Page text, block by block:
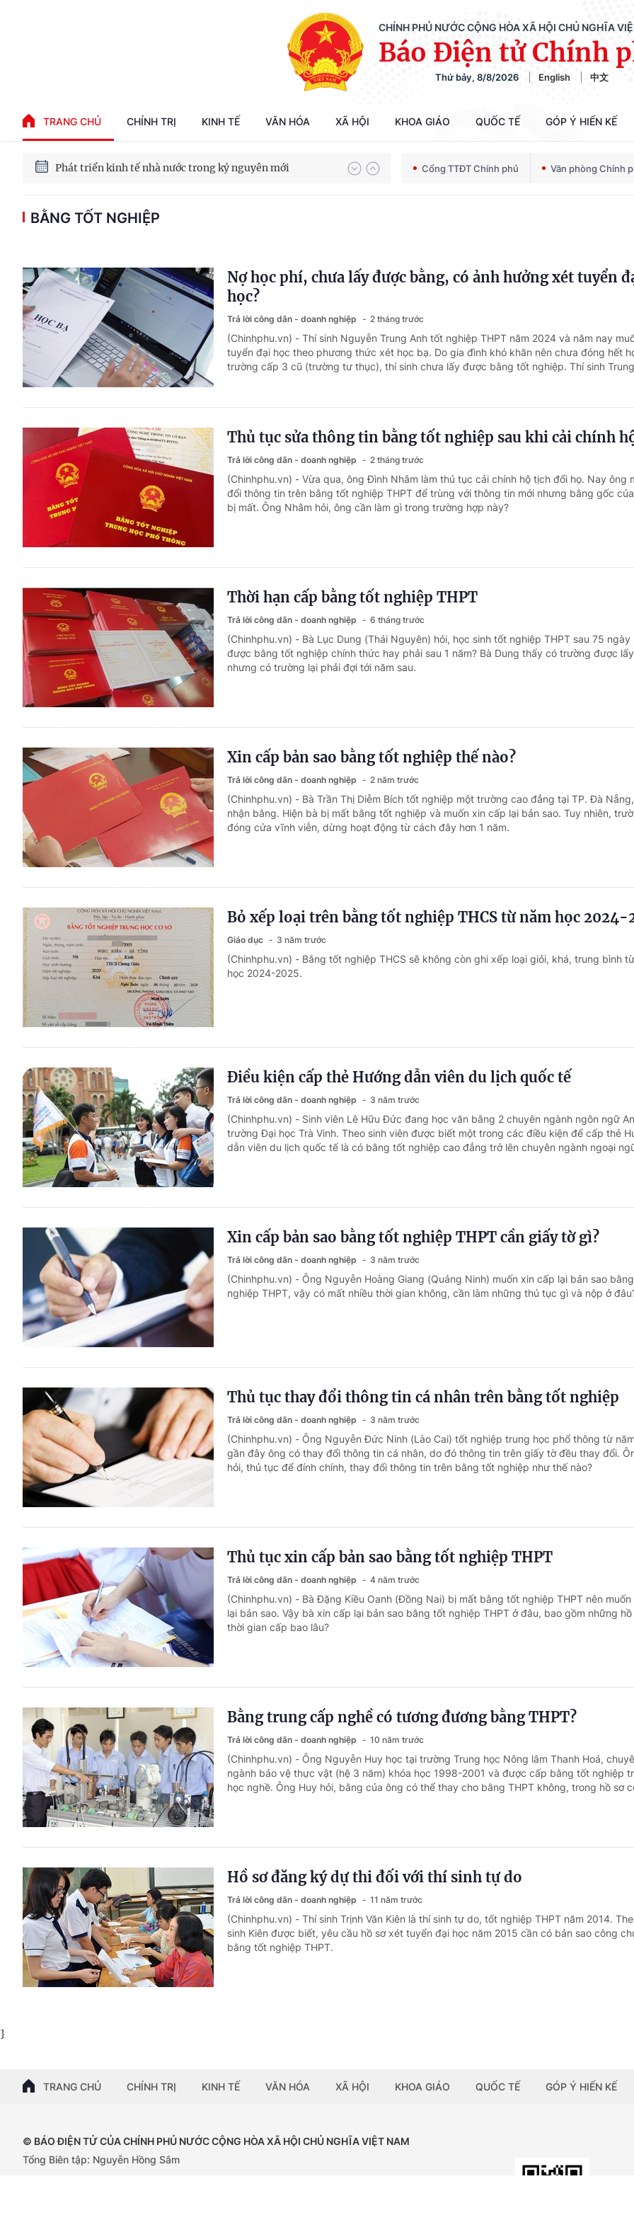
CHÍNH PHỦ NƯỚC CỘNG HÒA XÃ HỘI CHỦ NGHĨA
Báo Điện tử Chính
Thứ bảy, 8/8/2026 English 中文
TRANG CHỦ CHÍNH TRỊ KINH TẾ VĂN HÓA XÃ HỘI KHOA GIÁO QUỐC TẾ GÓP Ý HIẾN KẾ
Chiến dịch 500 ngày đêm tìm kiếm, quy tập và xác định danh tính hài cốt liệt sĩ
Bảo vệ nền tảng tư tưởng của Đảng trong kỷ nguyên phát triển mới
Phát triển kinh tế nhà nước trong kỷ nguyên mới
Cổng TTĐT Chính phủ Văn phòng Chính
BẰNG TỐT NGHIỆP
Nợ học phí, chưa lấy được bằng, có ảnh hưởng xét tuyển
học?
Trả lời công dân - doanh nghiệp 2 tháng trước
(Chinhphu.vn) - Thí sinh Nguyễn Trung Anh tốt nghiệp THPT năm 2024 và năm nay
tuyển đại học theo phương thức xét học bạ. Do gia đình khó khăn nên chưa đóng hết
trường cấp 3 cũ (trường tư thục), thí sinh chưa lấy được bằng tốt nghiệp. Thí sinh
Thủ tục sửa thông tin bằng tốt nghiệp sau khi cải chính
Trả lời công dân - doanh nghiệp 2 tháng trước
(Chinhphu.vn) - Vừa qua, ông Đình Nhâm làm thủ tục cải chính hộ tịch đổi họ. Nay ông
đổi thông tin trên bằng tốt nghiệp THPT để trùng với thông tin mới nhưng bằng gốc
bị mất. Ông Nhâm hỏi, ông cần làm gì trong trường hợp này?
Thời hạn cấp bằng tốt nghiệp THPT
Trả lời công dân - doanh nghiệp 6 tháng trước
(Chinhphu.vn) - Bà Lục Dung (Thái Nguyên) hỏi, học sinh tốt nghiệp THPT sau 75 ngày
được bằng tốt nghiệp chính thức hay phải sau 1 năm? Bà Dung thấy có trường được
nhưng có trường lại phải đợi tới năm sau.
Xin cấp bản sao bằng tốt nghiệp thế nào?
Trả lời công dân - doanh nghiệp 2 năm trước
(Chinhphu.vn) - Bà Trần Thị Diễm Bích tốt nghiệp một trường cao đẳng tại TP. Đà
nhận bằng. Hiện bà bị mất bằng tốt nghiệp và muốn xin cấp lại bản sao. Tuy nhiên,
đóng cửa vĩnh viễn, dừng hoạt động từ cách đây hơn 1 năm.
Bỏ xếp loại trên bằng tốt nghiệp THCS từ năm học 2024-
Giáo dục 3 năm trước
(Chinhphu.vn) - Bằng tốt nghiệp THCS sẽ không còn ghi xếp loại giỏi, khá, trung bình
học 2024-2025.
Điều kiện cấp thẻ Hướng dẫn viên du lịch quốc tế
Trả lời công dân - doanh nghiệp 3 năm trước
(Chinhphu.vn) - Sinh viên Lê Hữu Đức đang học văn bằng 2 chuyên ngành ngôn ngữ
trường Đại học Trà Vinh. Theo sinh viên được biết một trong các điều kiện để cấp thẻ
dẫn viên du lịch quốc tế là có bằng tốt nghiệp cao đẳng trở lên chuyên ngành ngoại
Xin cấp bản sao bằng tốt nghiệp THPT cần giấy tờ gì?
Trả lời công dân - doanh nghiệp 3 năm trước
(Chinhphu.vn) - Ông Nguyễn Hoàng Giang (Quảng Ninh) muốn xin cấp lại bản sao
nghiệp THPT, vậy có mất nhiều thời gian không, cần làm những thủ tục gì và nộp ở
Thủ tục thay đổi thông tin cá nhân trên bằng tốt nghiệp
Trả lời công dân - doanh nghiệp 3 năm trước
(Chinhphu.vn) - Ông Nguyễn Đức Ninh (Lào Cai) tốt nghiệp trung học phổ thông từ
gần đây ông có thay đổi thông tin cá nhân, do đó thông tin trên giấy tờ đều thay đổi.
hỏi, thủ tục để đính chính, thay đổi thông tin trên bằng tốt nghiệp như thế nào?
Thủ tục xin cấp bản sao bằng tốt nghiệp THPT
Trả lời công dân - doanh nghiệp 4 năm trước
(Chinhphu.vn) - Bà Đặng Kiều Oanh (Đồng Nai) bị mất bằng tốt nghiệp THPT nên muốn
lại bản sao. Vậy bà xin cấp lại bản sao bằng tốt nghiệp THPT ở đâu, bao gồm những
thời gian cấp bao lâu?
Bằng trung cấp nghề có tương đương bằng THPT?
Trả lời công dân - doanh nghiệp 10 năm trước
(Chinhphu.vn) - Ông Nguyễn Huy học tại trường Trung học Nông lâm Thanh Hoá,
ngành bảo vệ thực vật (hệ 3 năm) khóa học 1998-2001 và được cấp bằng tốt nghiệp
học nghề. Ông Huy hỏi, bằng của ông có thể thay cho bằng THPT không, trong hồ sơ
Hồ sơ đăng ký dự thi đối với thí sinh tự do
Trả lời công dân - doanh nghiệp 11 năm trước
(Chinhphu.vn) - Thí sinh Trịnh Văn Kiên là thí sinh tự do, tốt nghiệp THPT năm 2014.
sinh Kiên được biết, yêu cầu hồ sơ xét tuyển đại học năm 2015 cần có bản sao công
bằng tốt nghiệp THPT.
}
TRANG CHỦ CHÍNH TRỊ KINH TẾ VĂN HÓA XÃ HỘI KHOA GIÁO QUỐC TẾ GÓP Ý HIẾN KẾ
© BÁO ĐIỆN TỬ CỦA CHÍNH PHỦ NƯỚC CỘNG HÒA XÃ HỘI CHỦ NGHĨA VIỆT NAM
Tổng Biên tập: Nguyễn Hồng Sâm